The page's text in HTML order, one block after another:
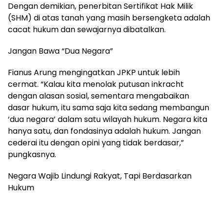
Dengan demikian, penerbitan Sertifikat Hak Milik
(SHM) di atas tanah yang masih bersengketa adalah
cacat hukum dan sewajarnya dibatalkan.
Jangan Bawa “Dua Negara”
Fianus Arung mengingatkan JPKP untuk lebih
cermat. “Kalau kita menolak putusan inkracht
dengan alasan sosial, sementara mengabaikan
dasar hukum, itu sama saja kita sedang membangun
‘dua negara’ dalam satu wilayah hukum. Negara kita
hanya satu, dan fondasinya adalah hukum. Jangan
cederai itu dengan opini yang tidak berdasar,”
pungkasnya.
Negara Wajib Lindungi Rakyat, Tapi Berdasarkan
Hukum